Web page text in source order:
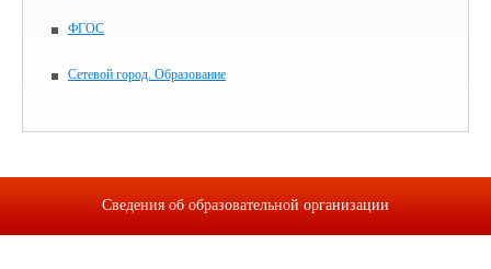
ФГОС
Сетевой город. Образование
Сведения об образовательной организации